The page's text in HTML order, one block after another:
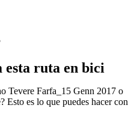
esta ruta en bici
Tevere Farfa_15 Genn 2017 o
Esto es lo que puedes hacer con